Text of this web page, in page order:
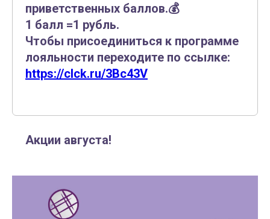
приветственных баллов.💰
1 балл =1 рубль.
Чтобы присоединиться к программе
лояльности переходите по ссылке:
https://clck.ru/3Bc43V
Акции августа!